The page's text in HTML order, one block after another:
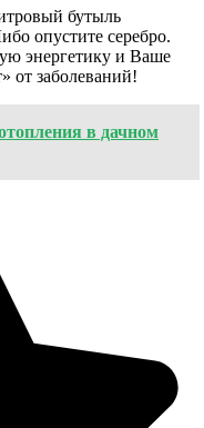
бутыль
опустите серебро.
энергетику и Ваше
от заболеваний!
в дачном